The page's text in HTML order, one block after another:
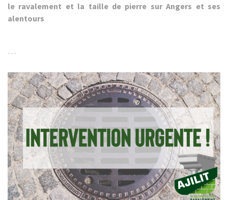
le ravalement et la taille de pierre sur Angers et ses
alentours
…